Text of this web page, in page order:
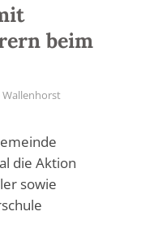
beim
Wallenhorst
die Aktion
sowie